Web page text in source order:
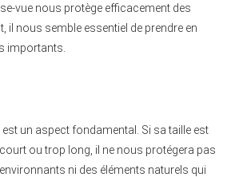
vue nous protège efficacement des
il nous semble essentiel de prendre en
importants.
est un aspect fondamental. Si sa taille est
ou trop long, il ne nous protégera pas
ni des éléments naturels qui